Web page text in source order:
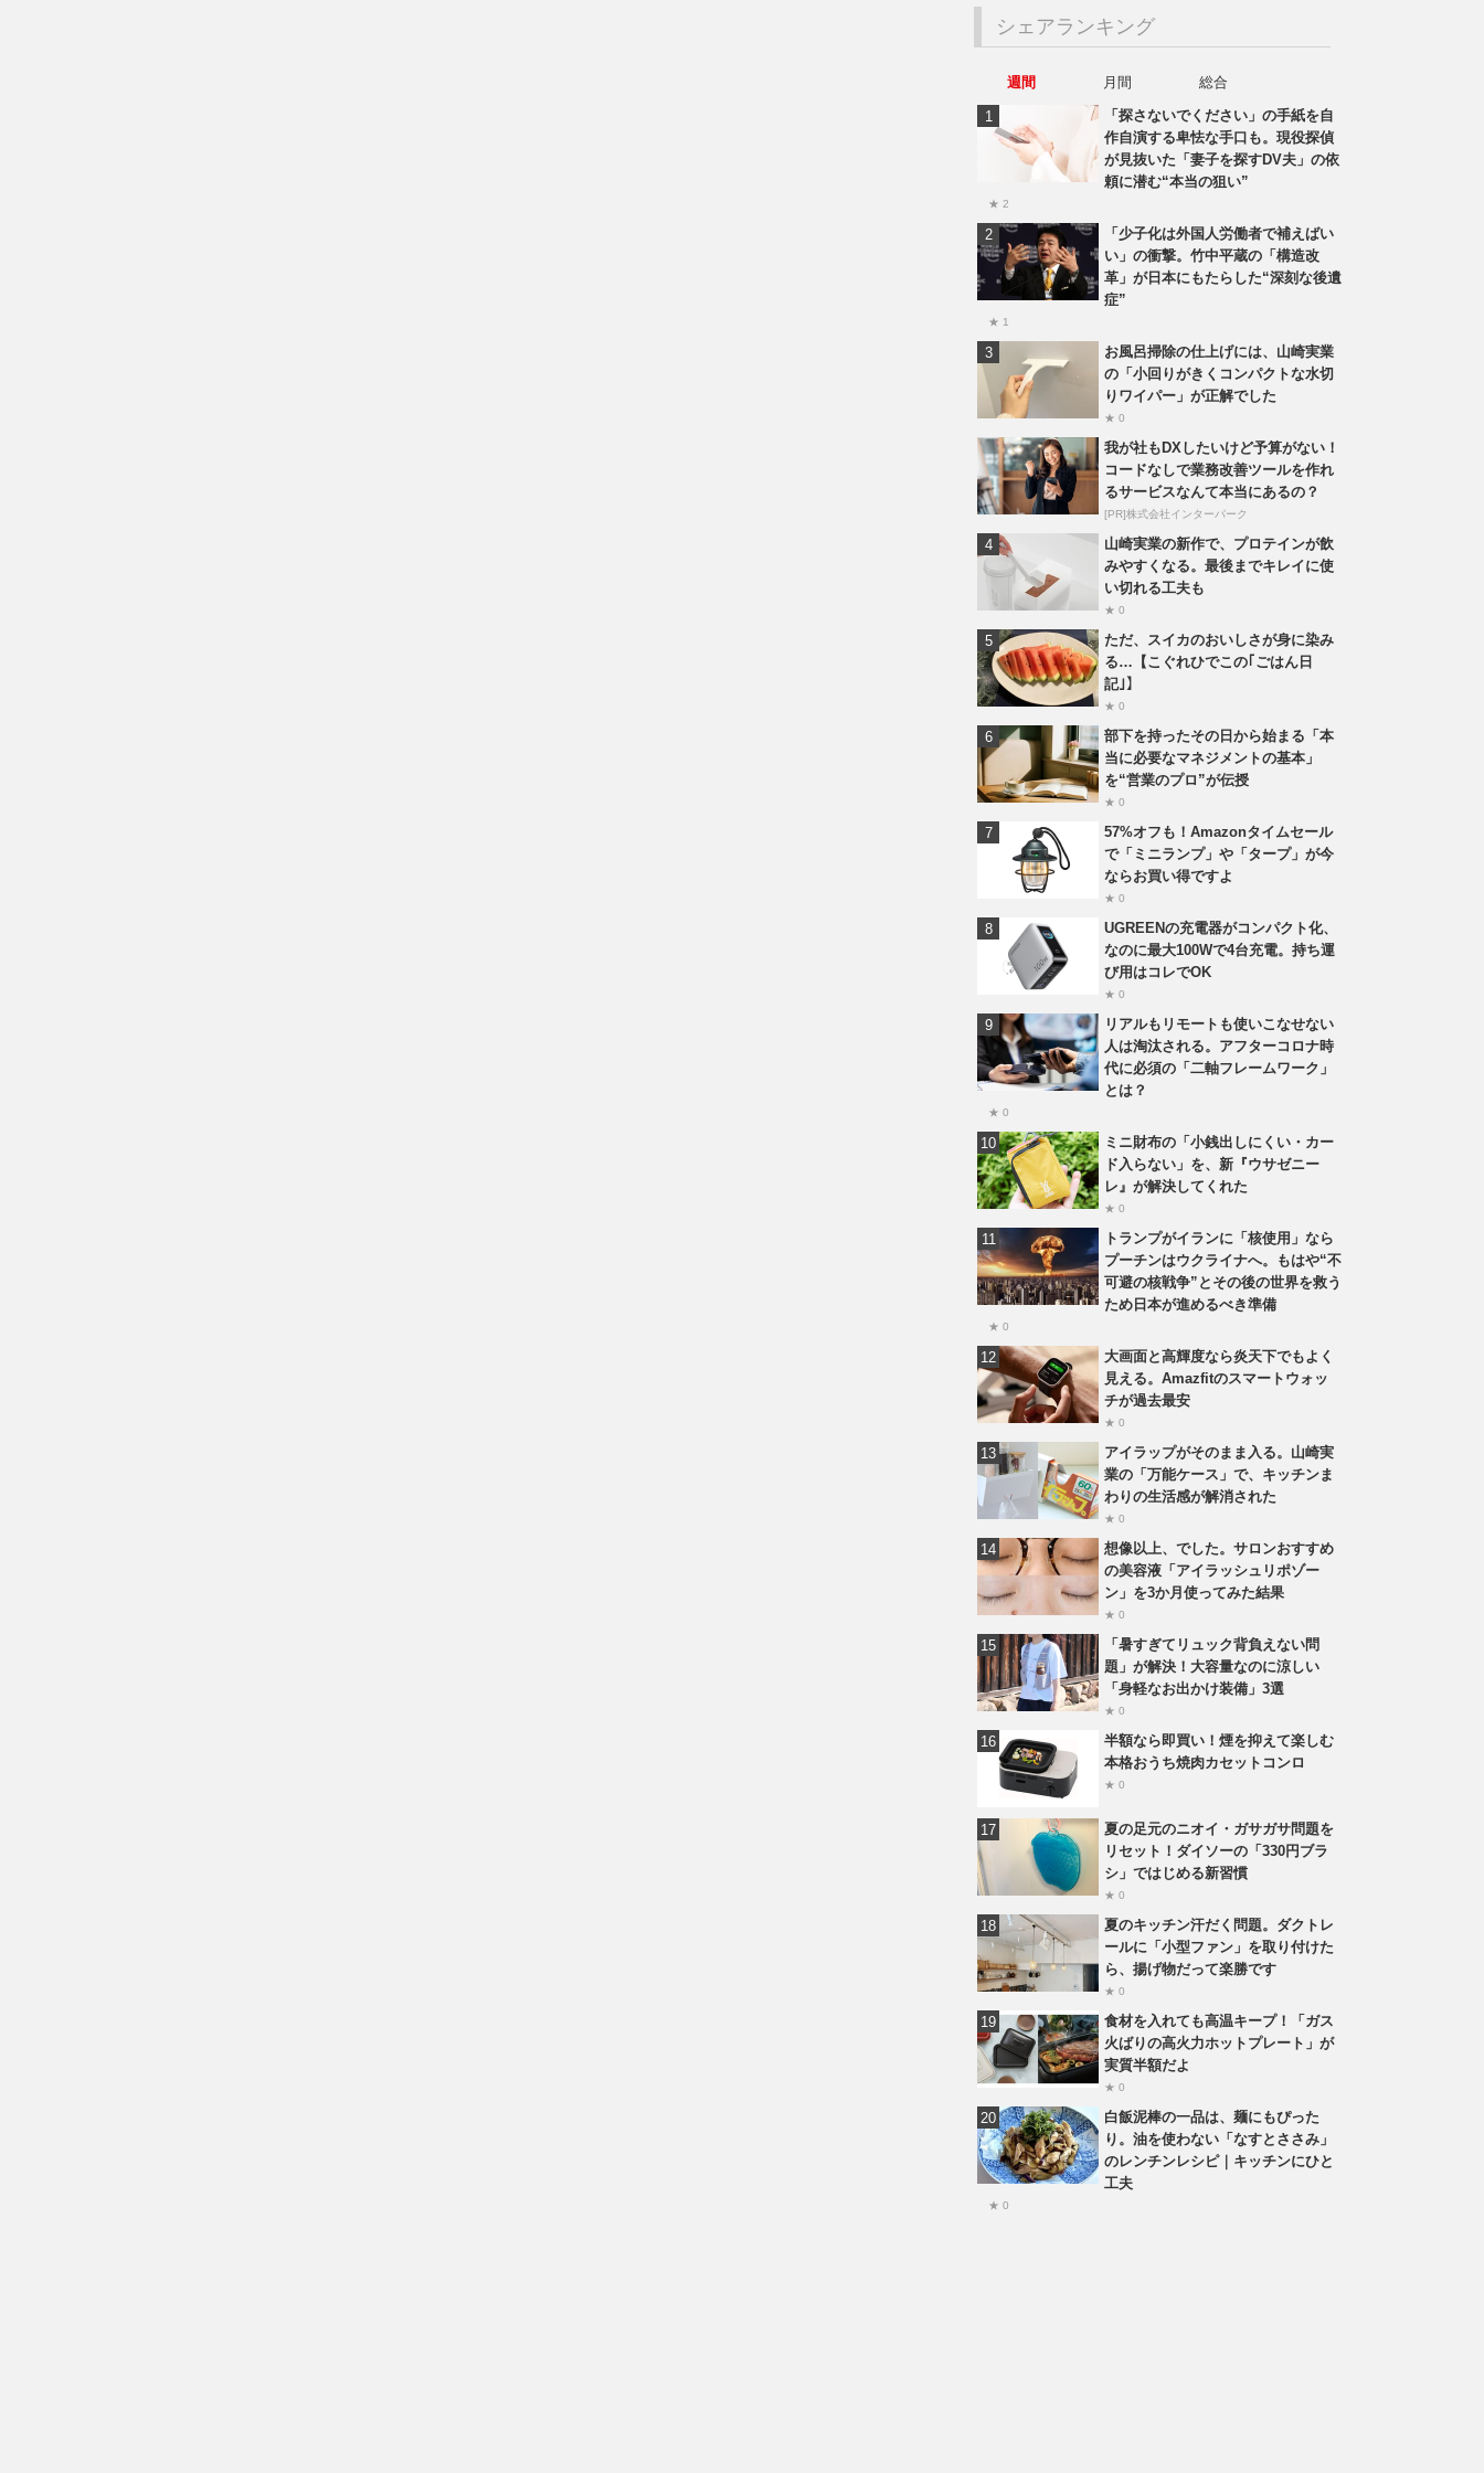
シェアランキング
週間 月間
総合
「探さないでください」の手紙を自
作自演する卑怯な手口も。現役探偵
が見抜いた「妻子を探すDV夫」の依
頼に潜む“本当の狙い”
★ 2
「少子化は外国人労働者で補えばい
い」の衝撃。竹中平蔵の「構造改
革」が日本にもたらした“深刻な後遺
症”
★ 1
お風呂掃除の仕上げには、山崎実業
の「小回りがきくコンパクトな水切
りワイパー」が正解でした
★ 0
我が社もDXしたいけど予算がない！
コードなしで業務改善ツールを作れ
るサービスなんて本当にあるの？
[PR]株式会社インターパーク
山崎実業の新作で、プロテインが飲
みやすくなる。最後までキレイに使
い切れる工夫も
★ 0
ただ、スイカのおいしさが身に染み
る…【こぐれひでこの｢ごはん日
記｣】
★ 0
部下を持ったその日から始まる「本
当に必要なマネジメントの基本」
を“営業のプロ”が伝授
★ 0
57%オフも！Amazonタイムセール
で「ミニランプ」や「タープ」が今
ならお買い得ですよ
★ 0
UGREENの充電器がコンパクト化、
なのに最大100Wで4台充電。持ち運
び用はコレでOK
★ 0
リアルもリモートも使いこなせない
人は淘汰される。アフターコロナ時
代に必須の「二軸フレームワーク」
とは？
★ 0
ミニ財布の「小銭出しにくい・カー
ド入らない」を、新『ウサゼニー
レ』が解決してくれた
★ 0
トランプがイランに「核使用」なら
プーチンはウクライナへ。もはや“不
可避の核戦争”とその後の世界を救う
ため日本が進めるべき準備
★ 0
大画面と高輝度なら炎天下でもよく
見える。Amazfitのスマートウォッ
チが過去最安
★ 0
アイラップがそのまま入る。山崎実
業の「万能ケース」で、キッチンま
わりの生活感が解消された
★ 0
想像以上、でした。サロンおすすめ
の美容液「アイラッシュリポゾー
ン」を3か月使ってみた結果
★ 0
「暑すぎてリュック背負えない問
題」が解決！大容量なのに涼しい
「身軽なお出かけ装備」3選
★ 0
半額なら即買い！煙を抑えて楽しむ
本格おうち焼肉カセットコンロ
★ 0
夏の足元のニオイ・ガサガサ問題を
リセット！ダイソーの「330円ブラ
シ」ではじめる新習慣
★ 0
夏のキッチン汗だく問題。ダクトレ
ールに「小型ファン」を取り付けた
ら、揚げ物だって楽勝です
★ 0
食材を入れても高温キープ！「ガス
火ばりの高火力ホットプレート」が
実質半額だよ
★ 0
白飯泥棒の一品は、麺にもぴった
り。油を使わない「なすとささみ」
のレンチンレシピ｜キッチンにひと
工夫
★ 0